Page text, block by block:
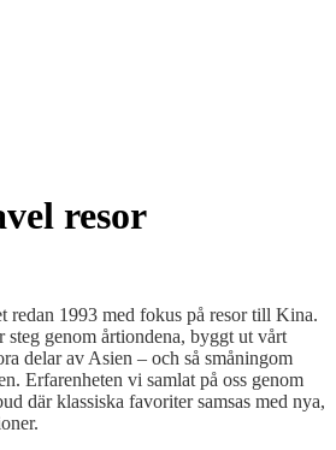
resor
redan 1993 med fokus på resor till Kina.
steg genom årtiondena, byggt ut vårt
delar av Asien – och så småningom
Erfarenheten vi samlat på oss genom
där klassiska favoriter samsas med nya,